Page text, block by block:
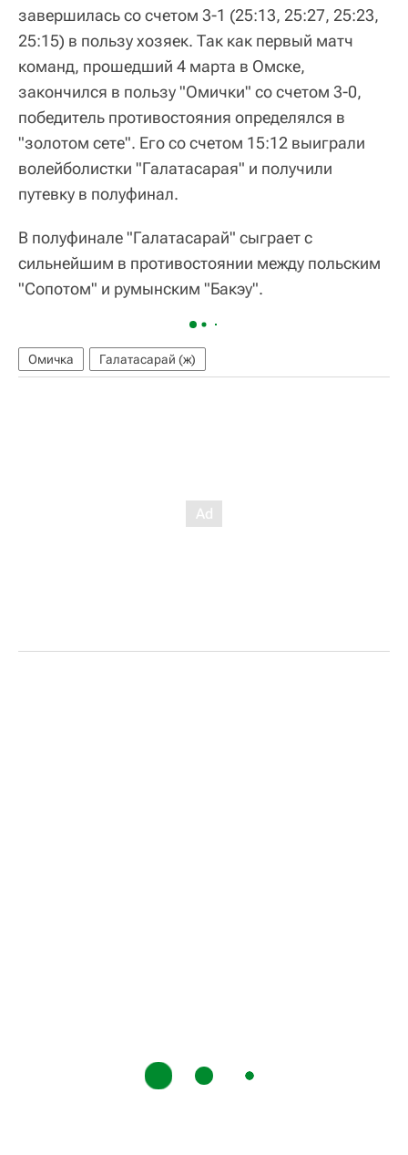
завершилась со счетом 3-1 (25:13, 25:27, 25:23,
25:15) в пользу хозяек. Так как первый матч
команд, прошедший 4 марта в Омске,
закончился в пользу "Омички" со счетом 3-0,
победитель противостояния определялся в
"золотом сете". Его со счетом 15:12 выиграли
волейболистки "Галатасарая" и получили
путевку в полуфинал.
В полуфинале "Галатасарай" сыграет с
сильнейшим в противостоянии между польским
"Сопотом" и румынским "Бакэу".
Омичка Галатасарай (ж)